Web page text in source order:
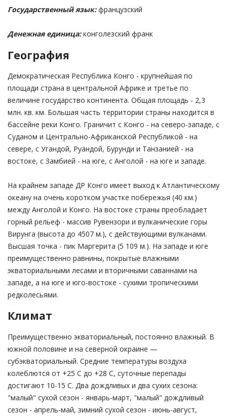
Государственный язык: французский
Денежная единица:конголезский франк
География
Демократическая Республика Конго - крупнейшая по
площади страна в центральной Африке и третье по
величине государство континента. Общая площадь - 2,3
млн. кв. км. Большая часть территории страны находится в
бассейне реки Конго. Граничит с Конго - на северо-западе, с
Суданом и Центрально-Африканской Республикой - на
севере, с Угандой, Руандой, Бурунди и Танзанией - на
востоке, с Замбией - на юге, с Анголой - на юге и западе.
На крайнем западе ДР Конго имеет выход к Атлантическому
океану на очень коротком участке побережья (40 км.)
между Анголой и Конго. На востоке страны преобладает
горный рельеф - массив Рувензори и вулканические горы
Вирунга (высота до 4507 м.), с действующими вулканами.
Высшая точка - пик Маргерита (5 109 м.). На западе и юге
преимущественно равнины, покрытые влажными
экваториальными лесами и вторичными саваннами на
западе, а на юге и юго-востоке - сухими тропическими
редколесьями.
Климат
Преимущественно экваториальный, постоянно влажный. В
южной половине и на северной окраине —
субэкваториальный. Средние температуры воздуха
колеблются от +25 С до +28 C, суточные перепады
достигают 10-15 C. Два дождливых и два сухих сезона:
"малый" сухой сезон - январь-март, "малый" дождливый
сезон - апрель-май, зимний сухой сезон - июнь-август,